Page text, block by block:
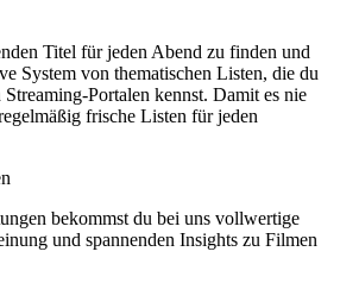
Titel für jeden Abend zu finden und
System von thematischen Listen, die du
Streaming-Portalen kennst. Damit es nie
frische Listen für jeden
bekommst du bei uns vollwertige
und spannenden Insights zu Filmen